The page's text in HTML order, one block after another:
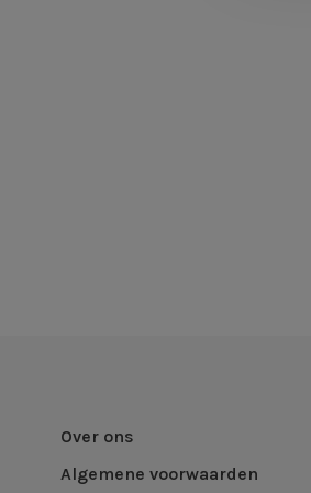
Over ons
Algemene voorwaarden